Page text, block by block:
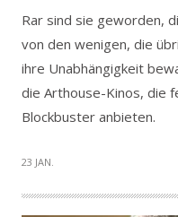
Rar sind sie geworden,
von den wenigen, die
ihre Unabhängigkeit
die Arthouse-Kinos, die
Blockbuster anbieten.
23 JAN.